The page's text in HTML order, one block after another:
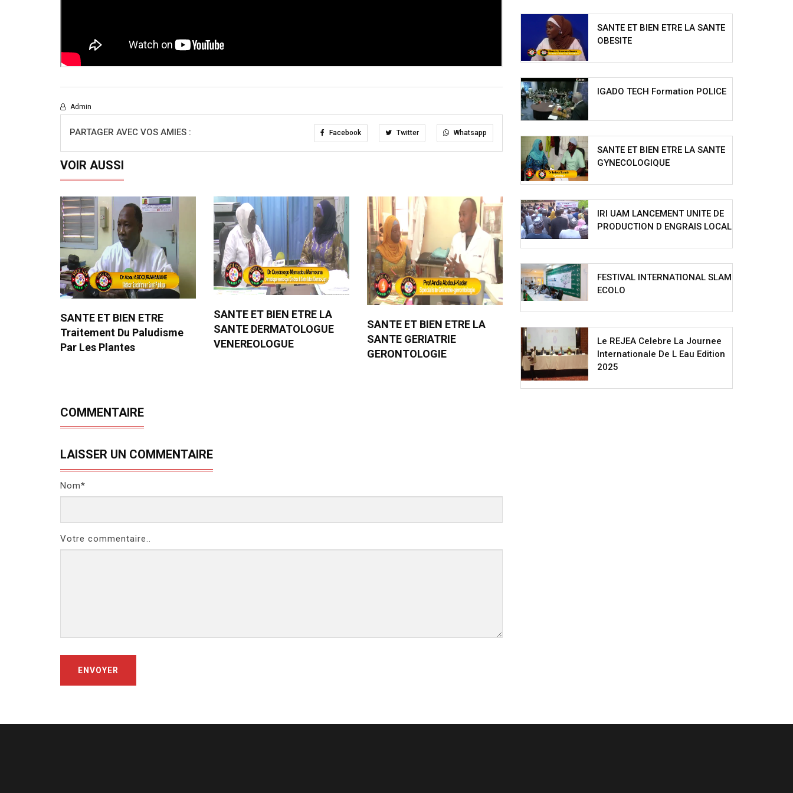
Admin
PARTAGER AVEC VOS AMIES : Facebook Twitter Whatsapp
VOIR AUSSI
SANTE ET BIEN ETRE
Traitement Du Paludisme
Par Les Plantes
SANTE ET BIEN ETRE LA
SANTE DERMATOLOGUE
VENEREOLOGUE
SANTE ET BIEN ETRE LA
SANTE GERIATRIE
GERONTOLOGIE
COMMENTAIRE
LAISSER UN COMMENTAIRE
Nom*
Votre commentaire..
ENVOYER
SANTE ET BIEN ETRE LA SANTE
OBESITE
IGADO TECH Formation POLICE
SANTE ET BIEN ETRE LA SANTE
GYNECOLOGIQUE
IRI UAM LANCEMENT UNITE DE
PRODUCTION D ENGRAIS LOCAL
FESTIVAL INTERNATIONAL SLAM
ECOLO
Le REJEA Celebre La Journee
Internationale De L Eau Edition
2025